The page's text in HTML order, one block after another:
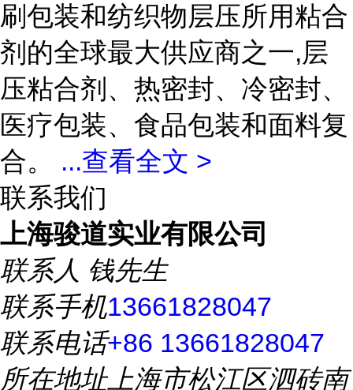
刷包装和纺织物层压所用粘合
剂的全球最大供应商之一,层
压粘合剂、热密封、冷密封、
医疗包装、食品包装和面料复
合。 ...查看全文 >
联系我们
上海骏道实业有限公司
联系人 钱先生
联系手机13661828047
联系电话+86 13661828047
所在地址上海市松江区泗砖南